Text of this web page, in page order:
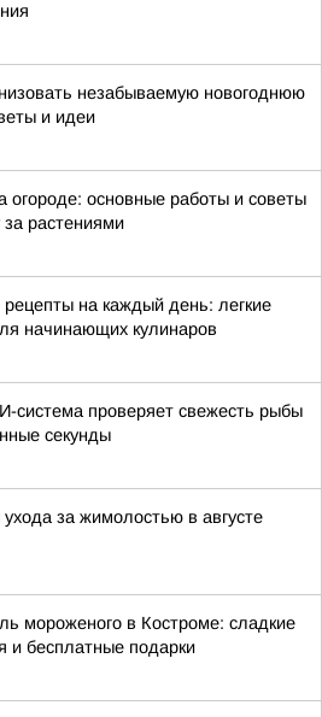
незабываемую новогоднюю
и идеи
огороде: основные работы и советы
за растениями
на каждый день: легкие
начинающих кулинаров
система проверяет свежесть рыбы
секунды
за жимолостью в августе
мороженого в Костроме: сладкие
и бесплатные подарки